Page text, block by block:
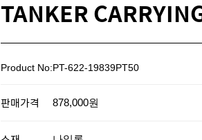
TANKER
Product No:PT-622-19839PT50
판매가격 878,000원